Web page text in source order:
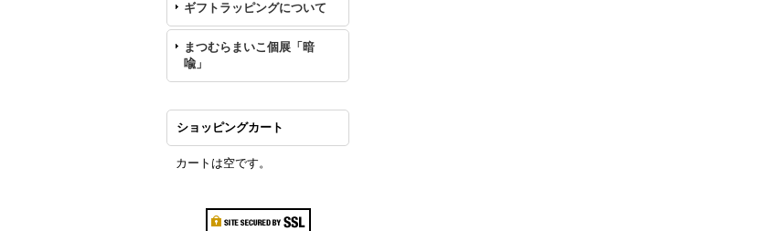
ギフトラッピングについて
まつむらまいこ個展「暗
喩」
ショッピングカート
カートは空です。